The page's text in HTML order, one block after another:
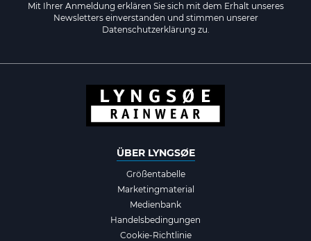
Mit Ihrer Anmeldung erklären Sie sich mit dem Erhalt unseres
Newsletters einverstanden und stimmen unserer
Datenschutzerklärung zu.
ÜBER LYNGSØE
Größentabelle
Marketingmaterial
Medienbank
Handelsbedingungen
Cookie-Richtlinie